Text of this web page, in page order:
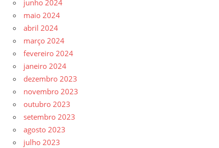
junho 2024
maio 2024
abril 2024
março 2024
fevereiro 2024
janeiro 2024
dezembro 2023
novembro 2023
outubro 2023
setembro 2023
agosto 2023
julho 2023